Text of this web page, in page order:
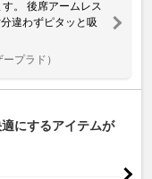
。 後席アームレス
違わずピタッと吸
プラド）
にするアイテムが